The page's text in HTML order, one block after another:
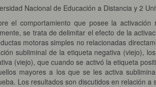
Nacional de Educación a Distancia y 2
el comportamiento que posee la
se trata de delimitar el efecto de la
motoras simples no relacionadas
subliminal de la etiqueta negativa (viejo),
(viejo), que cuando se activó la etiqueta
mayores a los que se les activa
Los resultados son discutidos en relación a